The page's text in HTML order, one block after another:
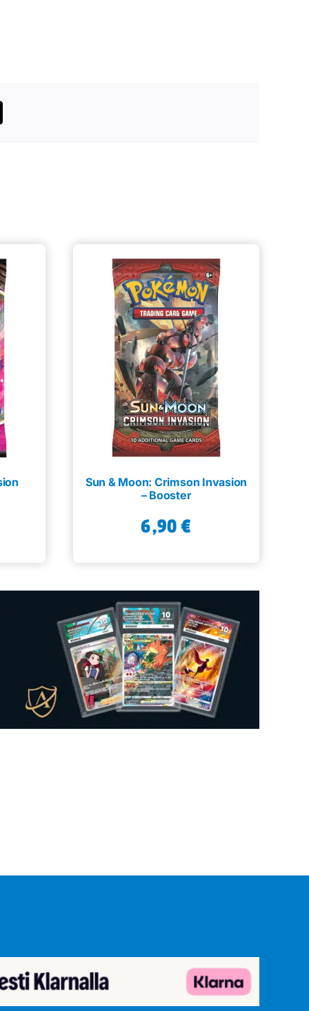
Sun & Moon: Crimson Invasion
– Booster
6,90€